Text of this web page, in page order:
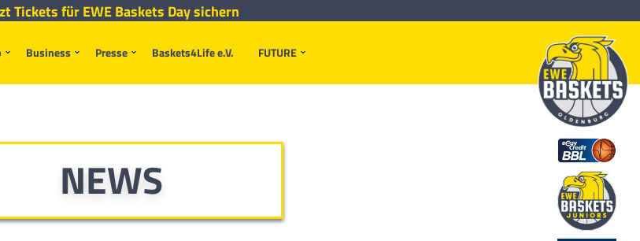
Business Presse Baskets4Life e.V. FUTURE
Tickets für EWE Baskets Day sichern
NEWS